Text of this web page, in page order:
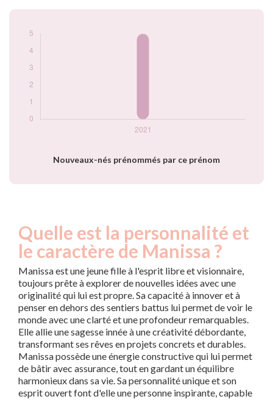
Nouveaux-nés prénommés par ce prénom
Quelle est la personnalité et
le caractère de Manissa ?
Manissa est une jeune fille à l'esprit libre et visionnaire,
toujours prête à explorer de nouvelles idées avec une
originalité qui lui est propre. Sa capacité à innover et à
penser en dehors des sentiers battus lui permet de voir le
monde avec une clarté et une profondeur remarquables.
Elle allie une sagesse innée à une créativité débordante,
transformant ses rêves en projets concrets et durables.
Manissa possède une énergie constructive qui lui permet
de bâtir avec assurance, tout en gardant un équilibre
harmonieux dans sa vie. Sa personnalité unique et son
esprit ouvert font d'elle une personne inspirante, capable